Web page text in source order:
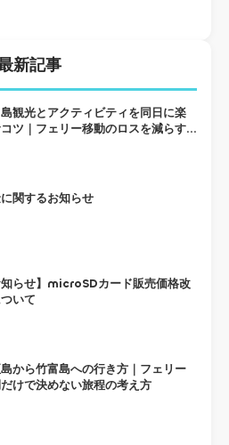
新記事
観光とアクティビティを同日に楽
ツ｜フェリー移動のロスを減らす
関するお知らせ
知らせ】microSDカード販売価格改
いて
から竹富島への行き方｜フェリー
けで決めない旅程の考え方